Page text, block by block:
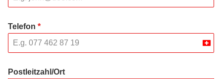
Telefon *
Postleitzahl/Ort